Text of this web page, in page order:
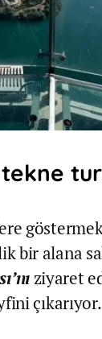
bir alana
ziyaret
çıkarıyor.